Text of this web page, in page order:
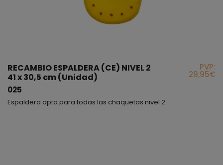
RECAMBIO ESPALDERA (CE) NIVEL 2
41 x 30,5 cm (Unidad)
025
PVP:
29,95€
Espaldera apta para todas las chaquetas nivel 2.